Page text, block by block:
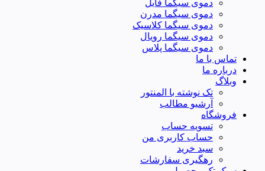
دموی سیگما فایل
دموی سیگما مدرن
دموی سیگما کلاسیک
دموی سیگما رویال
دموی سیگما پلاس
تماس با ما
درباره ما
وبلاگ
تک نوشته با المنتور
آرشیو مطالب
فروشگاه
تسویه حساب
حساب کاربری من
سبد خرید
رهگیری سفارشات